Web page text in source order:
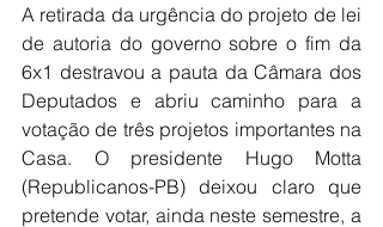
A retirada da urgência do projeto de lei
de autoria do governo sobre o fim da
6x1 destravou a pauta da Câmara dos
Deputados e abriu caminho para a
votação de três projetos importantes na
Casa. O presidente Hugo Motta
(Republicanos-PB) deixou claro que
pretende votar, ainda neste semestre, a